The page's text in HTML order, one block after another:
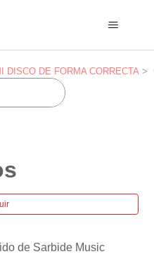
DISCO DE FORMA CORRECTA
de Sarbide Music